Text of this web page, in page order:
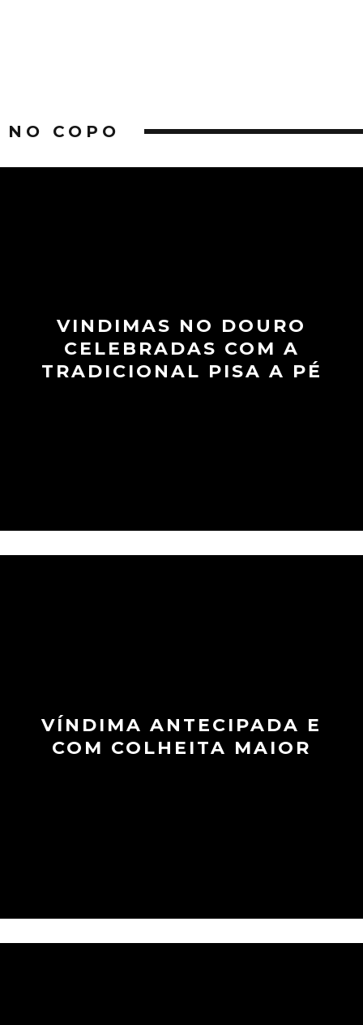
NO COPO
VINDIMAS NO DOURO
CELEBRADAS COM A
TRADICIONAL PISA A PÉ
VÍNDIMA ANTECIPADA E
COM COLHEITA MAIOR